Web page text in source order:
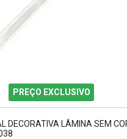
PREÇO EXCLUSIVO
DECORATIVA LÂMINA SEM